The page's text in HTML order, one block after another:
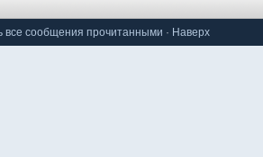
все сообщения прочитанными · Наверх